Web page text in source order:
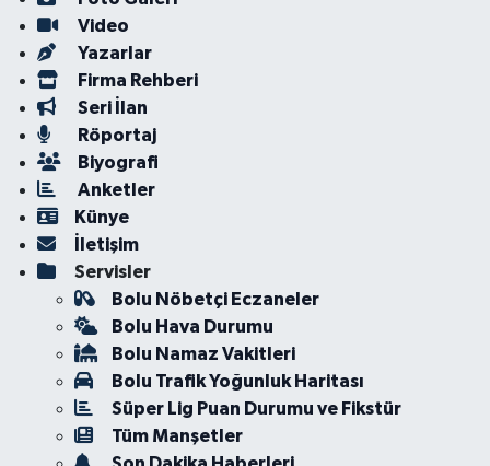
Video
Yazarlar
Firma Rehberi
Seri İlan
Röportaj
Biyografi
Anketler
Künye
İletişim
Servisler
Bolu Nöbetçi Eczaneler
Bolu Hava Durumu
Bolu Namaz Vakitleri
Bolu Trafik Yoğunluk Haritası
Süper Lig Puan Durumu ve Fikstür
Tüm Manşetler